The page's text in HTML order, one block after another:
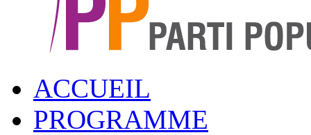
ACCUEIL
PROGRAMME